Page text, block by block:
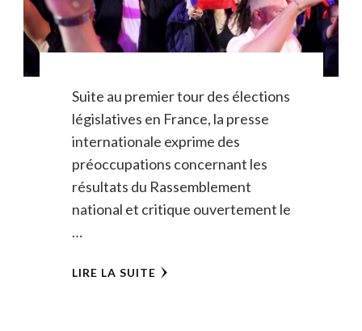
Suite au premier tour des élections
législatives en France, la presse
internationale exprime des
préoccupations concernant les
résultats du Rassemblement
national et critique ouvertement le
…
LIRE LA SUITE